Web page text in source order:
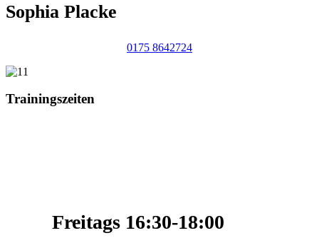
Sophia Placke
0175 8642724
Trainingszeiten
Freitags 16:30-18:00